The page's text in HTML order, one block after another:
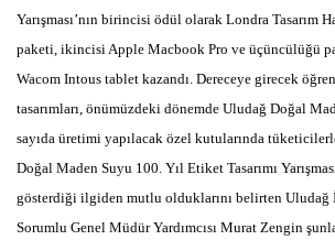
Yarışması’nın birincisi ödül olarak Londra Tasarım
paketi, ikincisi Apple Macbook Pro ve üçüncülüğü
Wacom Intous tablet kazandı. Dereceye girecek
tasarımları, önümüzdeki dönemde Uludağ Doğal
sayıda üretimi yapılacak özel kutularında
Doğal Maden Suyu 100. Yıl Etiket Tasarımı
gösterdiği ilgiden mutlu olduklarını belirten Uludağ
Sorumlu Genel Müdür Yardımcısı Murat Zengin